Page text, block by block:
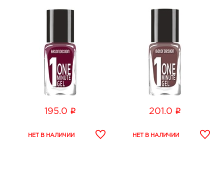
195.0 i 201.0 i